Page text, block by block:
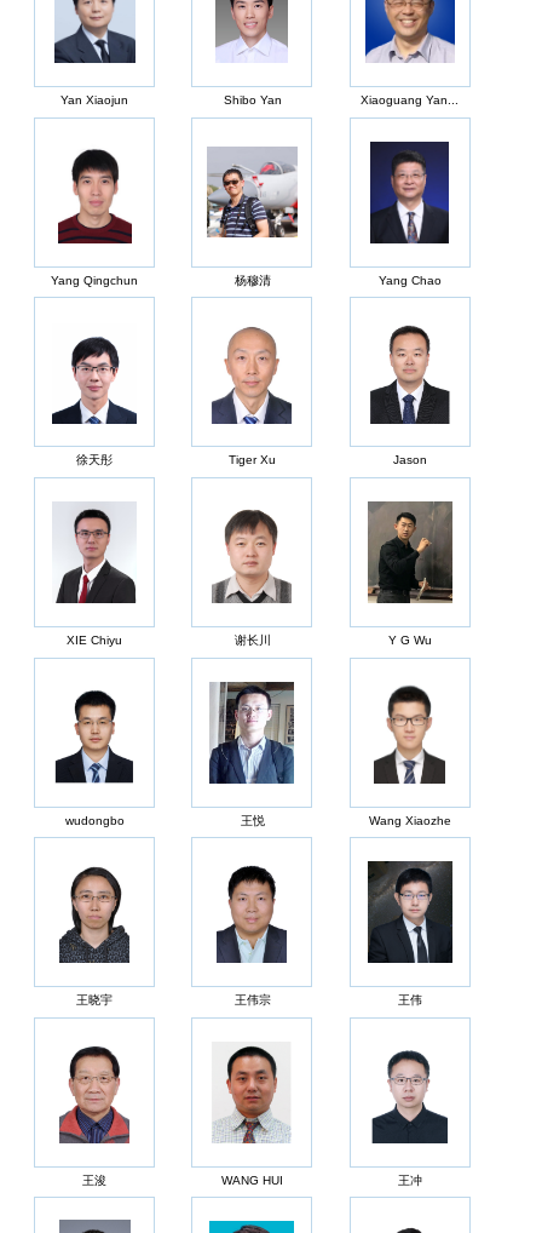
Yan Xiaojun Shibo Yan Xiaoguang Yan...
Yang Qingchun 杨穆清 Yang Chao
徐天彤 Tiger Xu Jason
XIE Chiyu 谢长川 Y G Wu
wudongbo 王悦 Wang Xiaozhe
王晓宇 王伟宗 王伟
王浚 WANG HUI 王冲